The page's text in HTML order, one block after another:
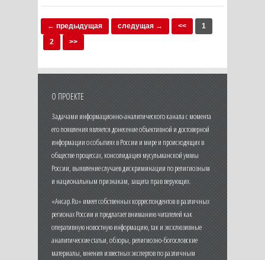
← предыдущая следущая → <<
1
2
>>
О ПРОЕКТЕ
Задачами информационно-аналитического канала с момента
его появления является донесение объективной и достоверной
информации о событиях в России и мире и происходящих в
обществе процессах, консолидация мусульманской уммы
России, выявление случаев дискриминации по религиозным
и национальным признакам, защита прав верующих.
«Ансар.Ru» имеет собственных корреспондентов в различных
регионах России и предлагает вниманию читателей как
оперативную новостную информацию, так и эксклюзивные
аналитические статьи, обзоры, религиозно-богословские
материалы, мнения известных экспертов по различным